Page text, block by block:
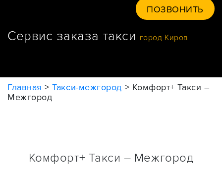
ПОЗВОНИТЬ
Сервис заказа такси город Киров
Главная >Такси-межгород > Комфорт+ Такси –
Межгород
Комфорт+ Такси – Межгород